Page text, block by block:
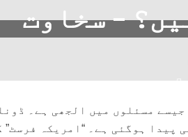
– سخاوت
سخاوت حسین
مسئلوں میں الجھی ہے۔
پیدا ہوگئی ہے۔ “امریکہ فرسٹ”